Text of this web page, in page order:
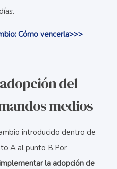
Cómo vencerla>>>
del
medios
introducido dentro de
A al punto B.Por
implementar la adopción de